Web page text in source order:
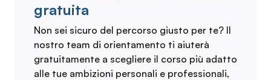
gratuita
Non sei sicuro del percorso giusto per te? Il
nostro team di orientamento ti aiuterà
gratuitamente a scegliere il corso più adatto
alle tue ambizioni personali e professionali,